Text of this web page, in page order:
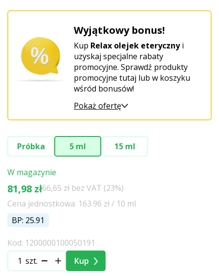
Wyjątkowy bonus!
Kup Relax olejek eterycznyi
uzyskaj specjalne rabaty
promocyjne. Sprawdź produkty
promocyjne tutaj lub w koszyku
wśród bonusów!
Pokaż ofertę
Próbka 5 ml 15 ml
W magazynie
81,98 zł66,65 zł bez VAT (23%)
Cena jednostkowa: 163.96 zł / 10 ml
BP: 25.91
Kod: 1200000100050191
szt.
Kup